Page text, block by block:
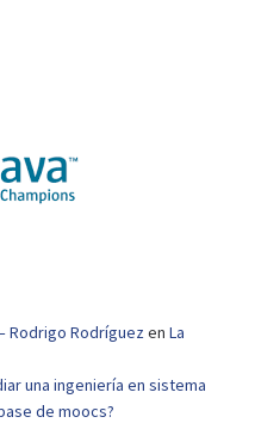
Rodrigo RodríguezenLa
una ingeniería en sistema
de moocs?